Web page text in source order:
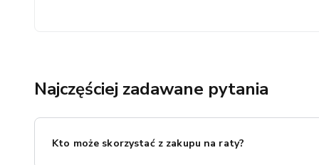
Najczęściej zadawane pytania
Kto może skorzystać z zakupu na raty?